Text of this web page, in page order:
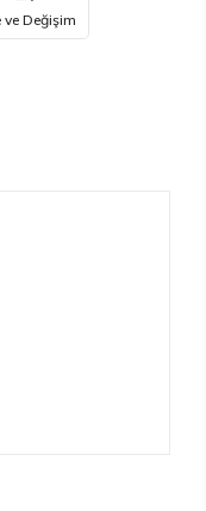
ve Değişim